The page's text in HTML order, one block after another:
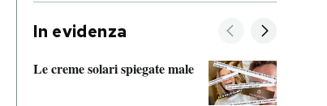
In evidenza
Le creme solari spiegate male